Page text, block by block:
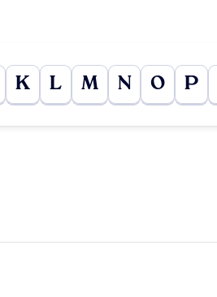
K L M N O P